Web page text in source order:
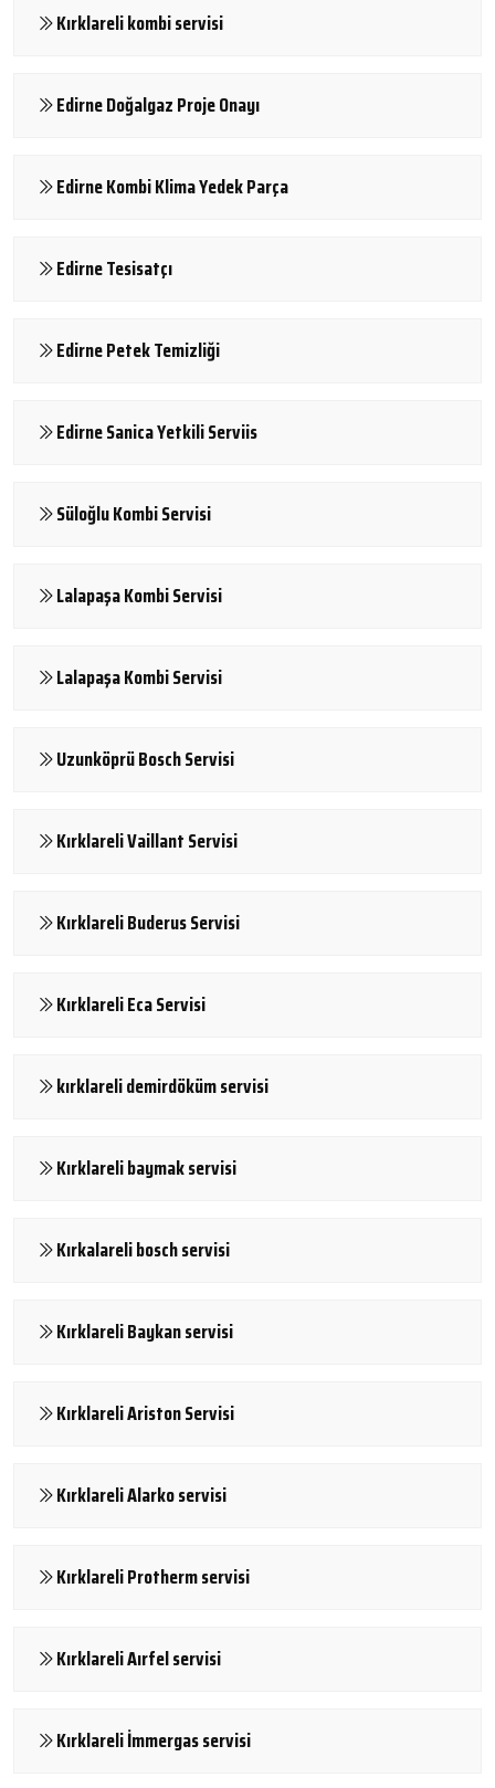
Kırklareli kombi servisi
Edirne Doğalgaz Proje Onayı
Edirne Kombi Klima Yedek Parça
Edirne Tesisatçı
Edirne Petek Temizliği
Edirne Sanica Yetkili Serviis
Süloğlu Kombi Servisi
Lalapaşa Kombi Servisi
Lalapaşa Kombi Servisi
Uzunköprü Bosch Servisi
Kırklareli Vaillant Servisi
Kırklareli Buderus Servisi
Kırklareli Eca Servisi
kırklareli demirdöküm servisi
Kırklareli baymak servisi
Kırkalareli bosch servisi
Kırklareli Baykan servisi
Kırklareli Ariston Servisi
Kırklareli Alarko servisi
Kırklareli Protherm servisi
Kırklareli Aırfel servisi
Kırklareli İmmergas servisi